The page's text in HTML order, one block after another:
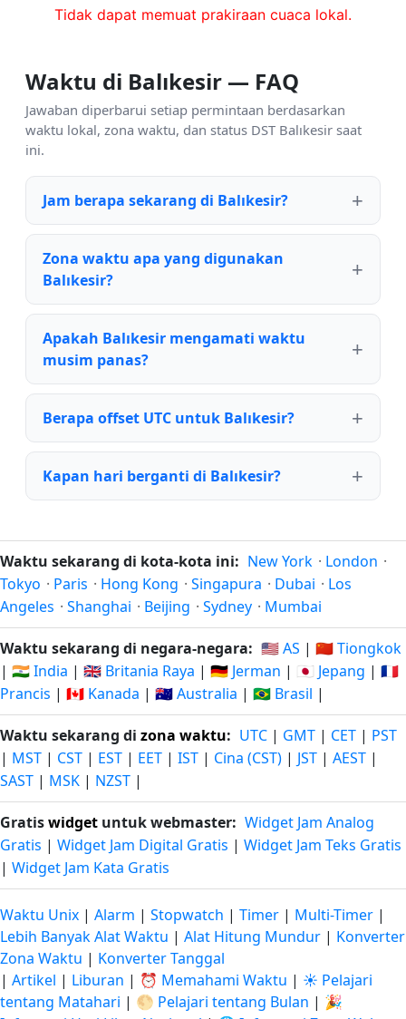
Tidak dapat memuat prakiraan cuaca lokal.
Waktu di Balıkesir — FAQ
Jawaban diperbarui setiap permintaan berdasarkan
waktu lokal, zona waktu, dan status DST Balıkesir saat
ini.
Jam berapa sekarang di Balıkesir?
Zona waktu apa yang digunakan
Balıkesir?
Apakah Balıkesir mengamati waktu
musim panas?
Berapa offset UTC untuk Balıkesir?
Kapan hari berganti di Balıkesir?
Waktu sekarang di kota-kota ini: New York · London ·
Tokyo · Paris · Hong Kong · Singapura · Dubai · Los
Angeles · Shanghai · Beijing · Sydney · Mumbai
Waktu sekarang di negara-negara: 🇺🇸 AS | 🇨🇳 Tiongkok
| 🇮🇳 India | 🇬🇧 Britania Raya | 🇩🇪 Jerman | 🇯🇵 Jepang | 🇫🇷
Prancis | 🇨🇦 Kanada | 🇦🇺 Australia | 🇧🇷 Brasil |
Waktu sekarang di zona waktu: UTC | GMT | CET | PST
| MST | CST | EST | EET | IST | Cina (CST) | JST | AEST |
SAST | MSK | NZST |
Gratiswidget untuk webmaster: Widget Jam Analog
Gratis | Widget Jam Digital Gratis | Widget Jam Teks Gratis
| Widget Jam Kata Gratis
Waktu Unix | Alarm | Stopwatch | Timer | Multi-Timer |
Lebih Banyak Alat Waktu | Alat Hitung Mundur | Konverter
Zona Waktu | Konverter Tanggal
| Artikel | Liburan | ⏰ Memahami Waktu | ☀️ Pelajari
tentang Matahari | 🌕 Pelajari tentang Bulan | 🎉